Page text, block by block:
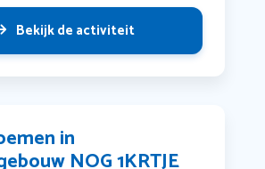
Bekijk de activiteit
in
NOG 1KRTJE